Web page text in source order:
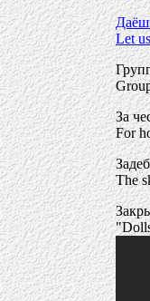
Let
За
For
The